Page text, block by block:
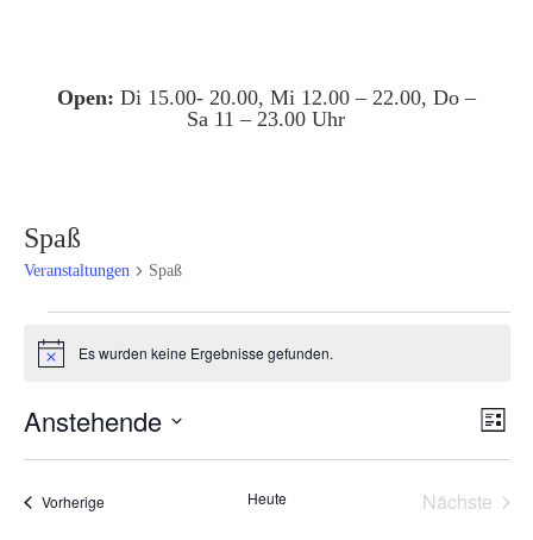
Open: Di 15.00- 20.00, Mi 12.00 – 22.00, Do –
Sa 11 – 23.00 Uhr
Spaß
Veranstaltungen Spaß
HinweisEs wurden keine Ergebnisse gefunden.
Liste
Anstehende
VorherigeVeranstaltungen Heute
Nächste